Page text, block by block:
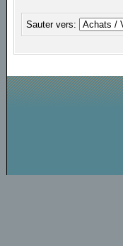
Sauter vers: